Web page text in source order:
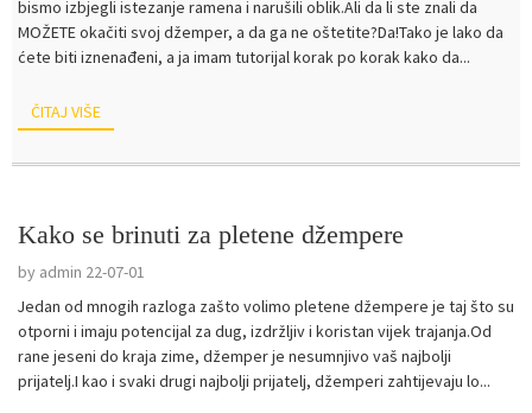
bismo izbjegli istezanje ramena i narušili oblik.Ali da li ste znali da
MOŽETE okačiti svoj džemper, a da ga ne oštetite?Da!Tako je lako da
ćete biti iznenađeni, a ja imam tutorijal korak po korak kako da...
ČITAJ VIŠE
Kako se brinuti za pletene džempere
by admin 22-07-01
Jedan od mnogih razloga zašto volimo pletene džempere je taj što su
otporni i imaju potencijal za dug, izdržljiv i koristan vijek trajanja.Od
rane jeseni do kraja zime, džemper je nesumnjivo vaš najbolji
prijatelj.I kao i svaki drugi najbolji prijatelj, džemperi zahtijevaju lo...